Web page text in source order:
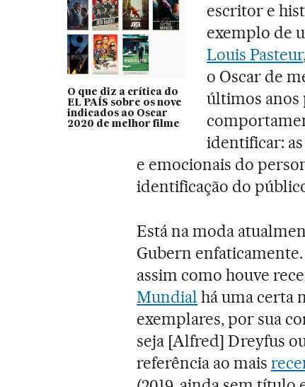
O que diz a crítica do
EL PAÍS sobre os nove
indicados ao Oscar
2020 de melhor filme
escritor e
exemplo de
Louis Pasteur
o Oscar de
últimos anos
identificar:
e emocionais do
identificação do
Está na moda
Gubern
assim como houve
Mundial há uma certa
exemplares, por sua
seja [Alfred] Dreyfus
referência ao mais